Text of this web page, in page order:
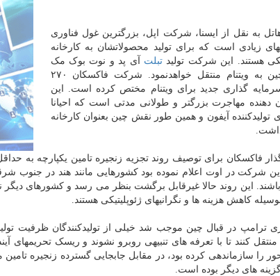
به نقل از ایسنا، شرکت اپل، بزرگترین غول فناوری
زیادی است که برای تولید محصولاتشان به کارخانه
هستند. این شرکت تولید تبلت آی پد و نوت بوک مک
بوک را از چین به ویتنام منتقل خواهدنمود. شرکت فاکسکان ۲۷۰
سرمایه گذاری جدید برای ویتنام مختص کرده است. این
دهنده مهاجرت بزرگتر و طولانی مدتی است که احیانا
تولیدکننده آیفون و همین طور نقش چین بعنوان کارخانه
فاکسکان برای توصیف روند تجزیه زنجیره تامین یکپارچه به
شرکت در اوت اعلام نموده بود کشورهایی مانند هند در جنوب
این روند حالا غیرقابل برگشت بنظر می رسد و کشورهای
کاهش هزینه ها و نگرانیهای ژئوپلیتیکی هستند.
ترامپ در قبال چین موجب شد خیلی از تولیدکنندگان ظرفیت
کنند تا با تعرفه های تنبیهی روبرو نشوند و ریسک تحریمهای
را سازماندهی کرده بود، در مقابل جابجایی گسترده زنجیره
های دیگر بوده است.